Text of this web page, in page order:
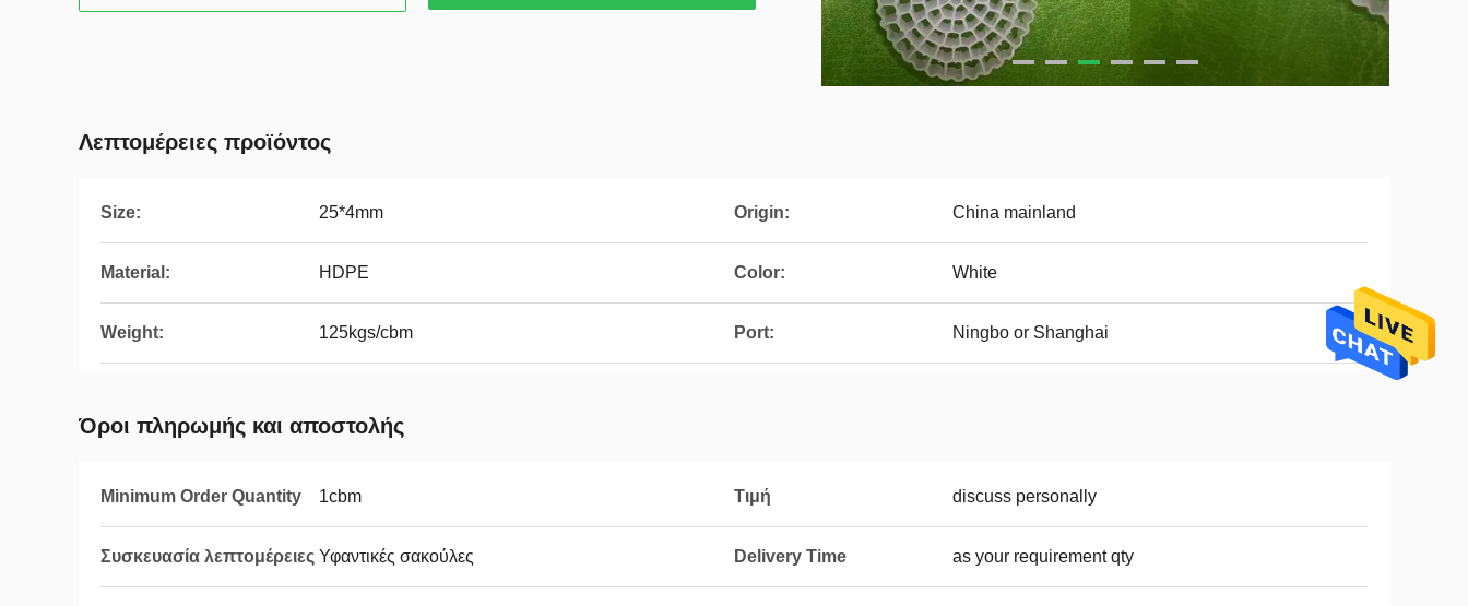
Λεπτομέρειες προϊόντος
Size: 25*4mm Origin: China mainland
Material: HDPE Color: White
Weight: 125kgs/cbm Port: Ningbo or Shanghai
Όροι πληρωμής και αποστολής
Minimum Order Quantity 1cbm Τιμή discuss personally
Συσκευασία λεπτομέρειες Υφαντικές σακούλες Delivery Time as your requirement qty